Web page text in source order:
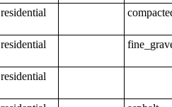
residential
residential
residential